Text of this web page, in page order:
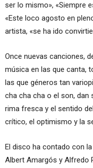
ser lo mismo», «Siempre
«Este loco agosto en
artista, «se ha ido
Once nuevas canciones,
música en las que canta,
las que géneros tan
cha cha cha o el son, dan
rima fresca y el sentido
crítico, el optimismo y la
El disco ha contado con
Albert Amargós y Alfredo